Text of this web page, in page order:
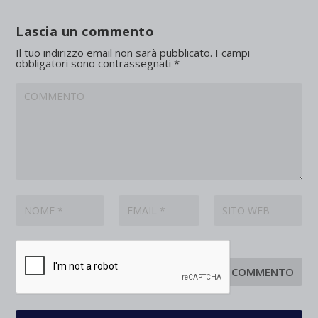
Lascia un commento
Il tuo indirizzo email non sarà pubblicato. I campi
obbligatori sono contrassegnati*